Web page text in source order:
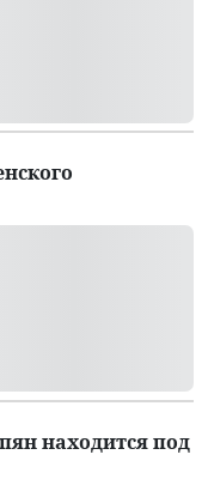
находится под